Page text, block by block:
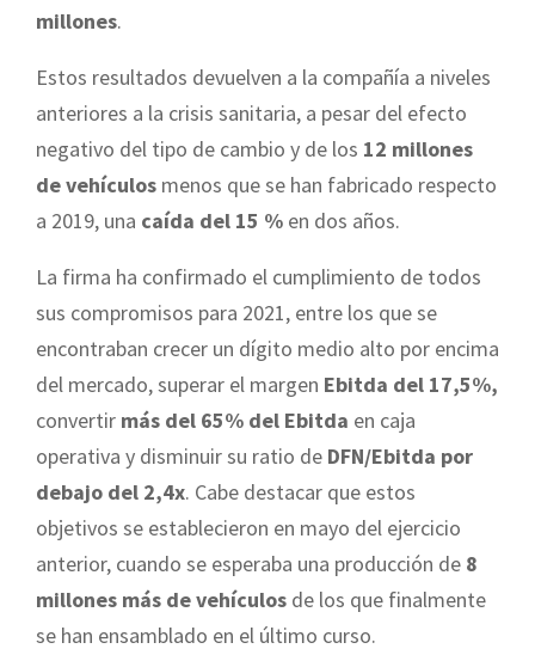
millones.
Estos resultados devuelven a la compañía a niveles
anteriores a la crisis sanitaria, a pesar del efecto
negativo del tipo de cambio y de los 12 millones
de vehículos menos que se han fabricado respecto
a 2019, una caída del 15 % en dos años.
La firma ha confirmado el cumplimiento de todos
sus compromisos para 2021, entre los que se
encontraban crecer un dígito medio alto por encima
del mercado, superar el margen Ebitda del 17,5%,
convertir más del 65% del Ebitda en caja
operativa y disminuir su ratio de DFN/Ebitda por
debajo del 2,4x. Cabe destacar que estos
objetivos se establecieron en mayo del ejercicio
anterior, cuando se esperaba una producción de 8
millones más de vehículos de los que finalmente
se han ensamblado en el último curso.